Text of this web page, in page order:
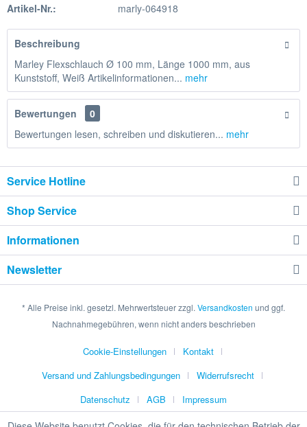
Artikel-Nr.: marly-064918
Beschreibung
Marley Flexschlauch Ø 100 mm, Länge 1000 mm, aus
Kunststoff, Weiß Artikelinformationen... mehr
Bewertungen
0
Bewertungen lesen, schreiben und diskutieren... mehr
Service Hotline
Shop Service
Informationen
Newsletter
* Alle Preise inkl. gesetzl. Mehrwertsteuer zzgl. Versandkosten und ggf.
Nachnahmegebühren, wenn nicht anders beschrieben
Cookie-Einstellungen
Kontakt
Versand und Zahlungsbedingungen
Widerrufsrecht
Datenschutz
AGB Impressum